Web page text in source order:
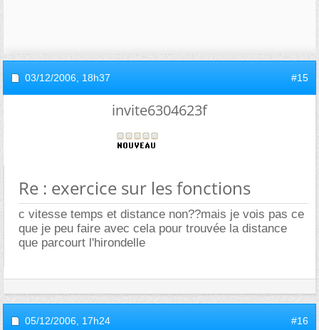
03/12/2006, 18h37 #15
invite6304623f
Re : exercice sur les fonctions
c vitesse temps et distance non??mais je vois pas ce
que je peu faire avec cela pour trouvée la distance
que parcourt l'hirondelle
05/12/2006, 17h24 #16